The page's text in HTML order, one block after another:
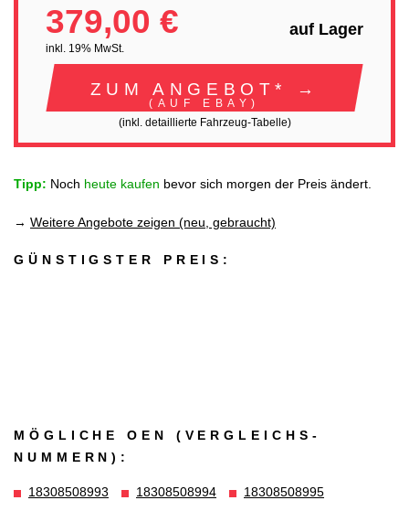
379,00 €
inkl. 19% MwSt.
auf Lager
ZUM ANGEBOT* →
(AUF EBAY)
(inkl. detaillierte Fahrzeug-Tabelle)
Tipp: Noch heute kaufen bevor sich morgen der Preis ändert.
→ Weitere Angebote zeigen (neu, gebraucht)
GÜNSTIGSTER PREIS:
MÖGLICHE OEN (VERGLEICHS­
NUMMERN):
18308508993 18308508994
18308508995